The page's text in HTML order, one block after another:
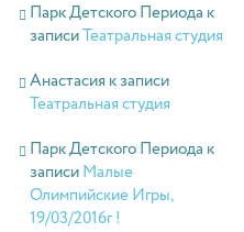
Парк Детского Периода к
записиТеатральная студия
Анастасияк записи
Театральная студия
Парк Детского Периода к
записиМалые
Олимпийские Игры,
19/03/2016г !